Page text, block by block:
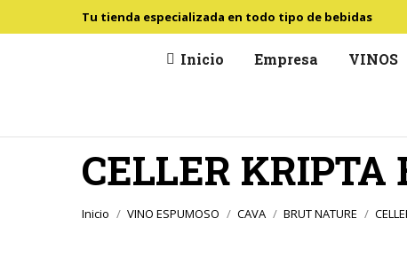
Tu tienda especializada en todo tipo de bebidas
Inicio Empresa VINOS
CELLER KRIPTA
Estás aquí:
Inicio VINO ESPUMOSO CAVA BRUT NATURE